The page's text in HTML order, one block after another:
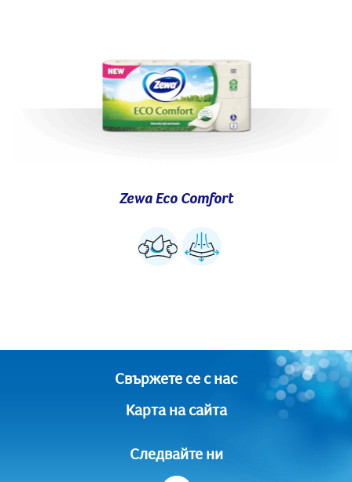
Zewa Eco Comfort
Свържете се с нас
Карта на сайта
Следвайте ни